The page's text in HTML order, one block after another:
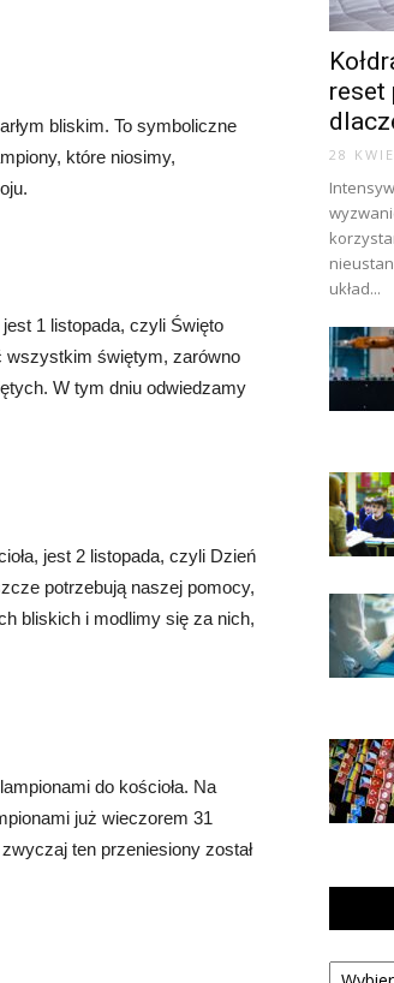
bliskim. To symboliczne
które niosimy,
1 listopada, czyli Święto
wszystkim świętym, zarówno
W tym dniu odwiedzamy
jest 2 listopada, czyli Dzień
potrzebują naszej pomocy,
bliskich i modlimy się za nich,
do kościoła. Na
już wieczorem 31
ten przeniesiony został
reset
28
układ...